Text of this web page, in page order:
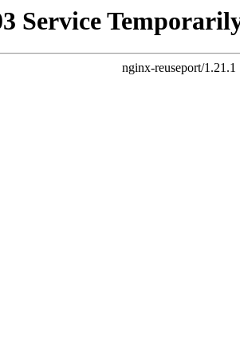
Service
nginx-reuseport/1.21.1